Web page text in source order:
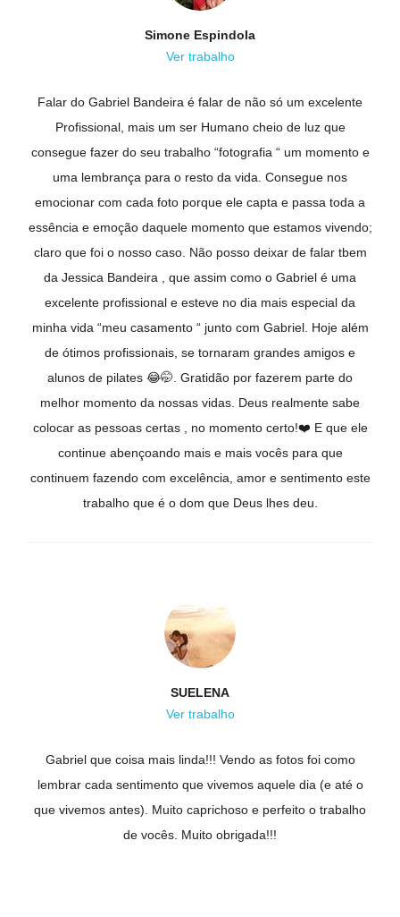
Falar do Gabriel Bandeira é falar de não só um excelente
Profissional, mais um ser Humano cheio de luz que
consegue fazer do seu trabalho “fotografia “ um momento e
uma lembrança para o resto da vida. Consegue nos
emocionar com cada foto porque ele capta e passa toda a
essência e emoção daquele momento que estamos vivendo;
claro que foi o nosso caso. Não posso deixar de falar tbem
da Jessica Bandeira , que assim como o Gabriel é uma
excelente profissional e esteve no dia mais especial da
minha vida “meu casamento “ junto com Gabriel. Hoje além
de ótimos profissionais, se tornaram grandes amigos e
alunos de pilates 😂🤭. Gratidão por fazerem parte do
melhor momento da nossas vidas. Deus realmente sabe
colocar as pessoas certas , no momento certo!❤️ E que ele
continue abençoando mais e mais vocês para que
continuem fazendo com excelência, amor e sentimento este
trabalho que é o dom que Deus lhes deu.
Simone Espindola
Ver trabalho
Gabriel que coisa mais linda!!! Vendo as fotos foi como
lembrar cada sentimento que vivemos aquele dia (e até o
que vivemos antes). Muito caprichoso e perfeito o trabalho
de vocês. Muito obrigada!!!
SUELENA
Ver trabalho